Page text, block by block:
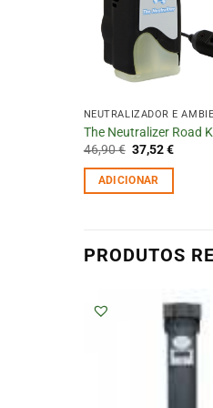
NEUTRALIZADOR E
The Neutralizer Road
46,90€ O
original
era:
37,52€O
ADICIONAR
PRODUTOS